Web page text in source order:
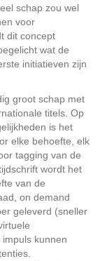
schap zou wel
voor
dit concept
wat de
initiatieven zijn
groot schap met
titels. Op
is het
elke behoefte, elk
tagging van de
wordt het
van de
on demand
geleverd (sneller
kunnen